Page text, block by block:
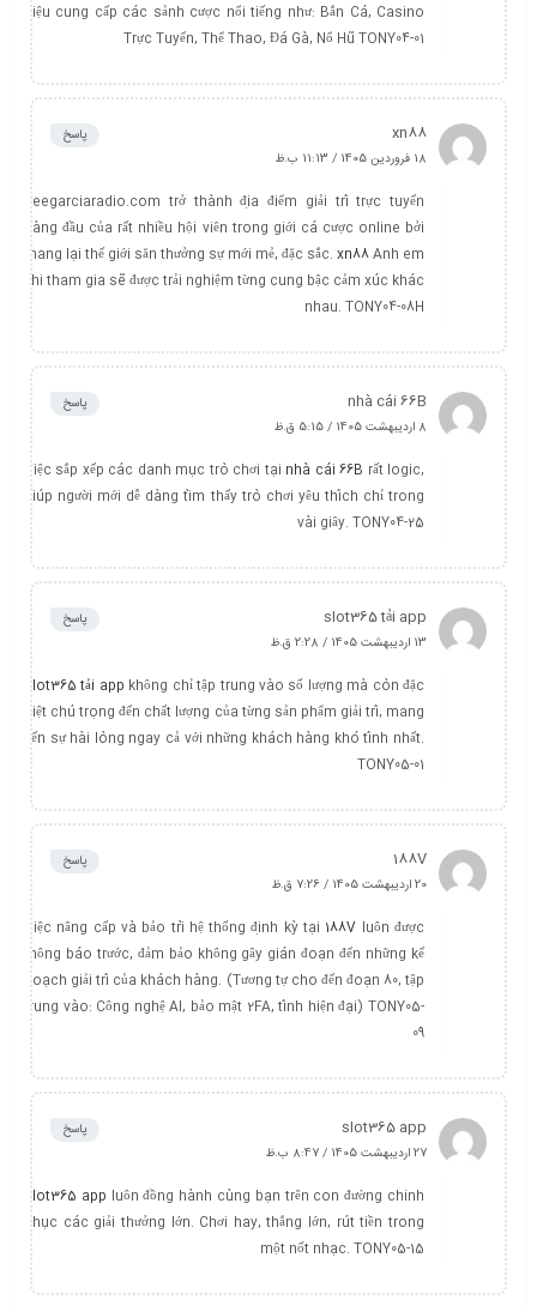
hiệu cung cấp các sảnh cược nổi tiếng như: Bắn Cá, Casino
Trực Tuyến, Thể Thao, Đá Gà, Nổ Hũ TONY04-01
xn88
18 فروردین 1405 / 11:13 ب.ظ
پاسخ
deegarciaradio.com trở thành địa điểm giải trí trực tuyến
hàng đầu của rất nhiều hội viên trong giới cá cược online bởi
mang lại thế giới săn thưởng sự mới mẻ, đặc sắc. xn88Anh em
khi tham gia sẽ được trải nghiệm từng cung bậc cảm xúc khác
nhau. TONY04-08H
nhà cái 66B
8 اردیبهشت 1405 / 5:15 ق.ظ
پاسخ
Việc sắp xếp các danh mục trò chơi tại nhà cái 66B rất logic,
giúp người mới dễ dàng tìm thấy trò chơi yêu thích chỉ trong
vài giây. TONY04-25
slot365 tải app
13 اردیبهشت 1405 / 2:28 ق.ظ
پاسخ
slot365 tải app không chỉ tập trung vào số lượng mà còn đặc
biệt chú trọng đến chất lượng của từng sản phẩm giải trí, mang
đến sự hài lòng ngay cả với những khách hàng khó tính nhất.
TONY05-01
188V
20 اردیبهشت 1405 / 7:26 ق.ظ
پاسخ
Việc nâng cấp và bảo trì hệ thống định kỳ tại 188V luôn được
thông báo trước, đảm bảo không gây gián đoạn đến những kế
hoạch giải trí của khách hàng. (Tương tự cho đến đoạn 80, tập
trung vào: Công nghệ AI, bảo mật 2FA, tính hiện đại) TONY05-
09
slot365 app
27 اردیبهشت 1405 / 8:47 ب.ظ
پاسخ
slot365 app luôn đồng hành cùng bạn trên con đường chinh
phục các giải thưởng lớn. Chơi hay, thắng lớn, rút tiền trong
một nốt nhạc. TONY05-15